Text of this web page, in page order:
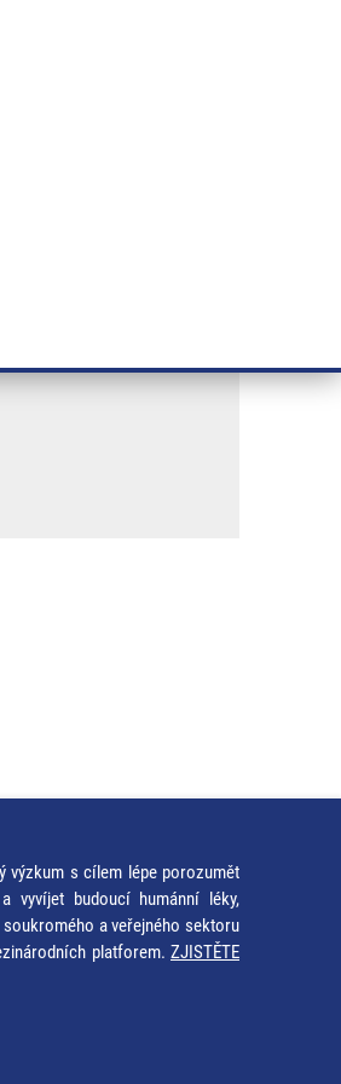
výzkum s cílem lépe porozumět
vyvíjet budoucí humánní léky,
a veřejného sektoru
platforem. ZJISTĚTE